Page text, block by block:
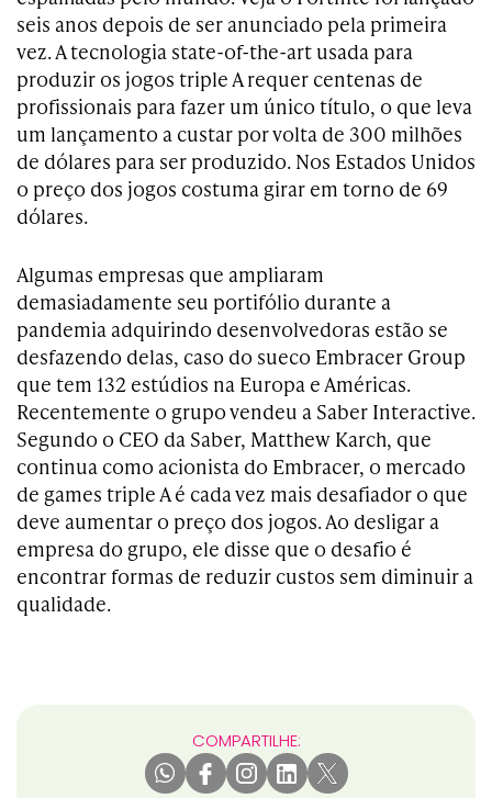
seis anos depois de ser anunciado pela primeira
vez. A tecnologia state-of-the-art usada para
produzir os jogos triple A requer centenas de
profissionais para fazer um único título, o que leva
um lançamento a custar por volta de 300 milhões
de dólares para ser produzido. Nos Estados Unidos
o preço dos jogos costuma girar em torno de 69
dólares.
Algumas empresas que ampliaram
demasiadamente seu portifólio durante a
pandemia adquirindo desenvolvedoras estão se
desfazendo delas, caso do sueco Embracer Group
que tem 132 estúdios na Europa e Américas.
Recentemente o grupo vendeu a Saber Interactive.
Segundo o CEO da Saber, Matthew Karch, que
continua como acionista do Embracer, o mercado
de games triple A é cada vez mais desafiador o que
deve aumentar o preço dos jogos. Ao desligar a
empresa do grupo, ele disse que o desafio é
encontrar formas de reduzir custos sem diminuir a
qualidade.
COMPARTILHE: